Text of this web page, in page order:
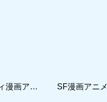
ホームコメディ漫画アニメ SF漫画アニメ